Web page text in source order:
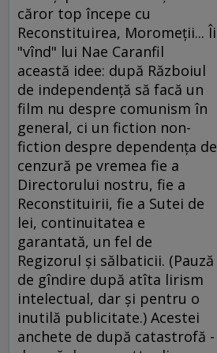
căror top începe cu
Reconstituirea, Moromeţii... Îi
"vînd" lui Nae Caranfil
această idee: după Războiul
de independenţă să facă un
film nu despre comunism în
general, ci un fiction non-
fiction despre dependenţa de
cenzură pe vremea fie a
Directorului nostru, fie a
Reconstituirii, fie a Sutei de
lei, continuitatea e
garantată, un fel de
Regizorul şi sălbaticii. (Pauză
de gîndire după atîta lirism
intelectual, dar şi pentru o
inutilă publicitate.) Acestei
anchete de după catastrofă -